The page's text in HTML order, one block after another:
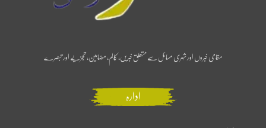
مقامی خبروں اور شہری مسائل سے متعلق خبریں، کالم، مضامین، تجزیے اور تبصرے
ادارہ